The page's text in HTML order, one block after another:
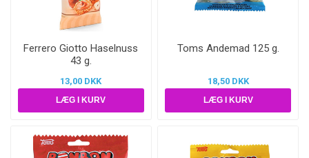
Ferrero Giotto Haselnuss
43 g.
13,00 DKK
Toms Andemad 125 g.
18,50 DKK